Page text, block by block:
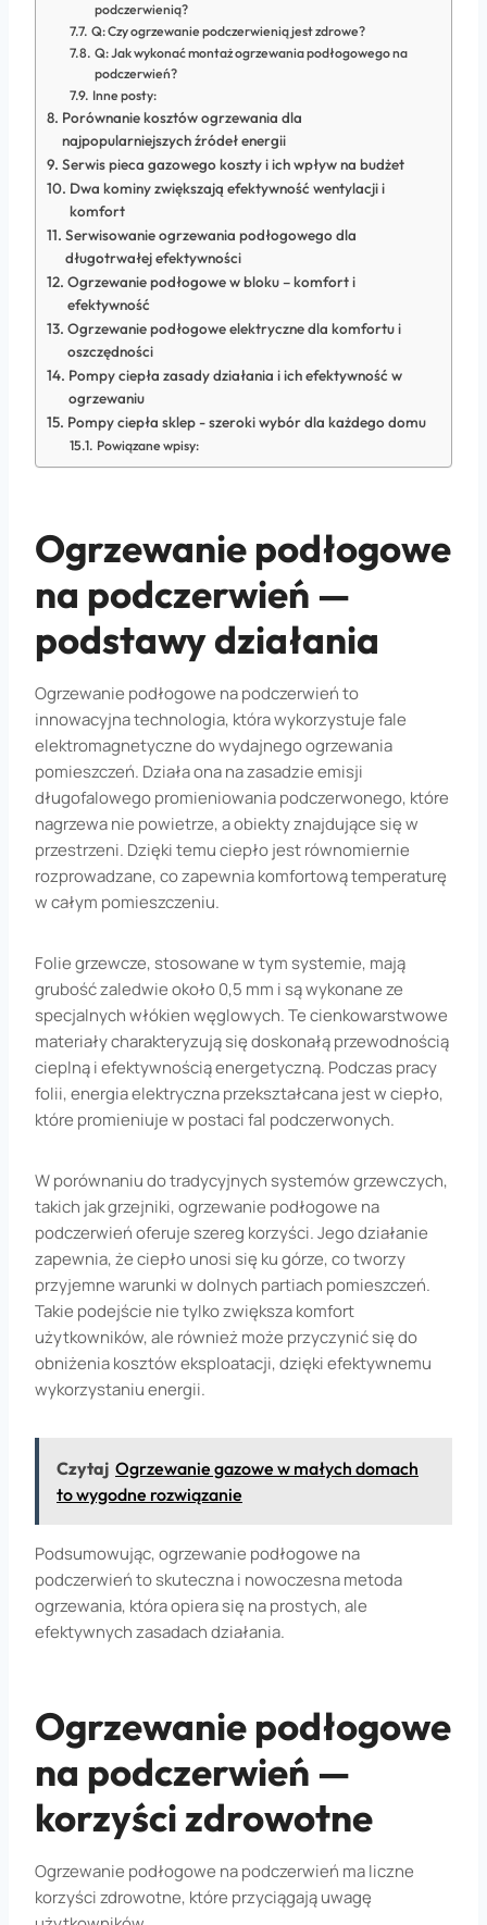
podczerwienią?
Q: Czy ogrzewanie podczerwienią jest zdrowe?
Q: Jak wykonać montaż ogrzewania podłogowego na
podczerwień?
Inne posty:
Porównanie kosztów ogrzewania dla
najpopularniejszych źródeł energii
Serwis pieca gazowego koszty i ich wpływ na budżet
Dwa kominy zwiększają efektywność wentylacji i
komfort
Serwisowanie ogrzewania podłogowego dla
długotrwałej efektywności
Ogrzewanie podłogowe w bloku – komfort i
efektywność
Ogrzewanie podłogowe elektryczne dla komfortu i
oszczędności
Pompy ciepła zasady działania i ich efektywność w
ogrzewaniu
Pompy ciepła sklep - szeroki wybór dla każdego domu
Powiązane wpisy:
Ogrzewanie podłogowe
na podczerwień —
podstawy działania
Ogrzewanie podłogowe na podczerwień to
innowacyjna technologia, która wykorzystuje fale
elektromagnetyczne do wydajnego ogrzewania
pomieszczeń. Działa ona na zasadzie emisji
długofalowego promieniowania podczerwonego, które
nagrzewa nie powietrze, a obiekty znajdujące się w
przestrzeni. Dzięki temu ciepło jest równomiernie
rozprowadzane, co zapewnia komfortową temperaturę
w całym pomieszczeniu.
Folie grzewcze, stosowane w tym systemie, mają
grubość zaledwie około 0,5 mm i są wykonane ze
specjalnych włókien węglowych. Te cienkowarstwowe
materiały charakteryzują się doskonałą przewodnością
cieplną i efektywnością energetyczną. Podczas pracy
folii, energia elektryczna przekształcana jest w ciepło,
które promieniuje w postaci fal podczerwonych.
W porównaniu do tradycyjnych systemów grzewczych,
takich jak grzejniki, ogrzewanie podłogowe na
podczerwień oferuje szereg korzyści. Jego działanie
zapewnia, że ciepło unosi się ku górze, co tworzy
przyjemne warunki w dolnych partiach pomieszczeń.
Takie podejście nie tylko zwiększa komfort
użytkowników, ale również może przyczynić się do
obniżenia kosztów eksploatacji, dzięki efektywnemu
wykorzystaniu energii.
Czytaj Ogrzewanie gazowe w małych domach
to wygodne rozwiązanie
Podsumowując, ogrzewanie podłogowe na
podczerwień to skuteczna i nowoczesna metoda
ogrzewania, która opiera się na prostych, ale
efektywnych zasadach działania.
Ogrzewanie podłogowe
na podczerwień —
korzyści zdrowotne
Ogrzewanie podłogowe na podczerwień ma liczne
korzyści zdrowotne, które przyciągają uwagę